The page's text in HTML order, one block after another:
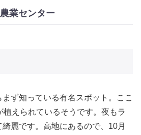
業センター
ず知っている有名スポット。ここ
植えられているそうです。夜もラ
麗です。高地にあるので、10月